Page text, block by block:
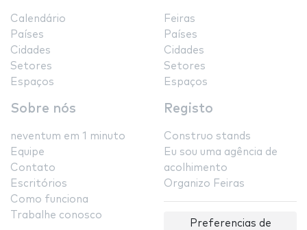
Calendário
Países
Cidades
Setores
Espaços
Feiras
Países
Cidades
Setores
Espaços
Sobre nós
neventum em 1 minuto
Equipe
Contato
Escritórios
Como funciona
Trabalhe conosco
Registo
Construo stands
Eu sou uma agência de
acolhimento
Organizo Feiras
Preferencias de